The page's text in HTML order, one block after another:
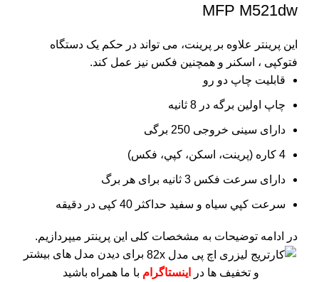
MFP M521dw
این پرینتر علاوه بر پرینت، می تواند در حکم یک دستگاه
فتوکپی ، اسکنر و همچنین فکس نیز عمل کند.
قابلیت چاپ دو رو
چاپ اولین برگه در 8 ثانیه
دارای سینی خروجی 250 برگی
4 کاره (پرينت، اسکن، کپي، فکس)
دارای سرعت فکس 3 ثانیه برای هر برگ
سرعت کپي سياه و سفيد حداکثر 40 کپی در دقیقه
در ادامه توضیحات به مشخصات کلی این پرینتر میپردازیم.
برای دیدن مدل های بیشتر
و تخفیف ها در
اینستاگرام با ما همراه باشید